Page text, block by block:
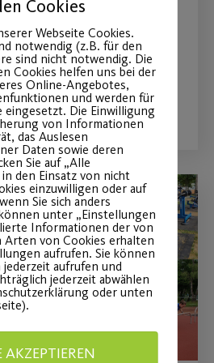
möglich.
Cookies
Webseite Cookies.
notwendig (z.B. für den
sind nicht notwendig. Die
Cookies helfen uns bei der
Online-Angebotes,
und werden für
eingesetzt. Die Einwilligung
von Informationen
das Auslesen
Daten sowie deren
Sie auf „Alle
den Einsatz von nicht
einzuwilligen oder auf
Sie sich anders
unter „Einstellungen
Informationen der von
von Cookies erhalten
aufrufen. Sie können
aufrufen und
jederzeit abwählen
oder unten
AKZEPTIEREN